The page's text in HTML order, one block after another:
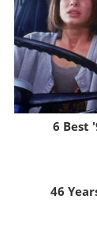
6 Best
46